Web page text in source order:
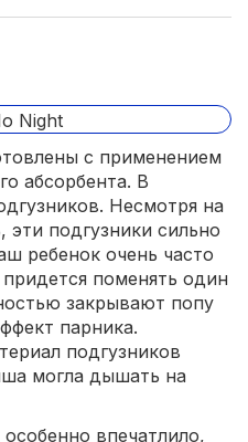
с применением
абсорбента. В
Несмотря на
подгузники сильно
ребенок очень часто
поменять один
закрывают попу
парника.
подгузников
могла дышать на
впечатлило,